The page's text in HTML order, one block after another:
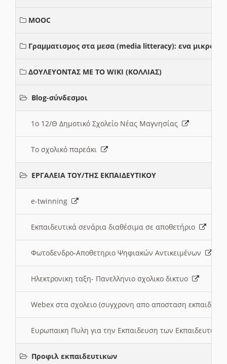
MOOC
Γραμματισμος στα μεσα (media litteracy): ενα μικρο
ΔΟΥΛΕΥΟΝΤΑΣ ΜΕ ΤΟ WIKI (ΚΟΛΛΙΑΣ)
Blog-σύνδεσμοι
1ο 12/Θ Δημοτικό Σχολείο Νέας Μαγνησίας
Το σχολικό παρεάκι
ΕΡΓΑΛΕΙΑ ΤΟΥ/ΤΗΣ ΕΚΠΑΙΔΕΥΤΙΚΟΥ
e-twinning
Εκπαιδευτικά σενάρια διαθέσιμα σε αποθετήριο
Φωτοδενδρο-Αποθετηριο Ψηφιακών Αντικειμένων
Ηλεκτρονικη ταξη- Πανελληνιο σχολικο δικτυο
Webex στα σχολειο (συγχρονη απο αποσταση
Ευρωπαικη Πυλη για την Εκπαιδευση των
Προφιλ εκπαιδευτικων